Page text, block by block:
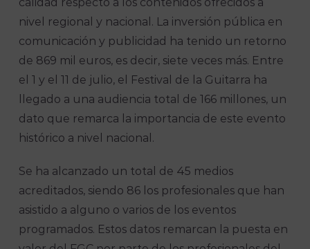
nivel regional y nacional. La inversión pública en
comunicación y publicidad ha tenido un retorno
de 869 mil euros, es decir, siete veces más. Entre
el 1 y el 11 de julio, el Festival de la Guitarra ha
llegado a una audiencia total de 166 millones, un
dato que remarca la importancia de este evento
histórico a nivel nacional.
Se ha alcanzado un total de 45 medios
acreditados, siendo 86 los profesionales que han
asistido a alguno o varios de los eventos
programados. Estos datos remarcan la puesta en